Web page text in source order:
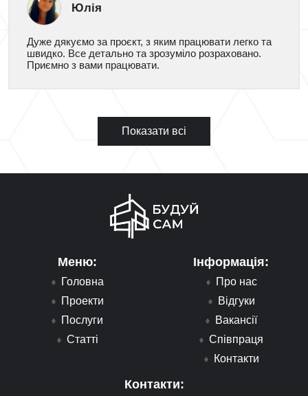
Юлія
Дуже дякуємо за проєкт, з яким працювати легко та
швидко. Все детально та зрозуміло розраховано.
Приємно з вами працювати.
Показати всі
Меню:
Головна
Проекти
Послуги
Статті
Інформація:
Про нас
Відгуки
Вакансії
Співпраця
Контакти
Контакти: